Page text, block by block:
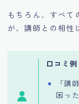
もちろん、すべて
が、講師との相性
口コミ例
「講
困った